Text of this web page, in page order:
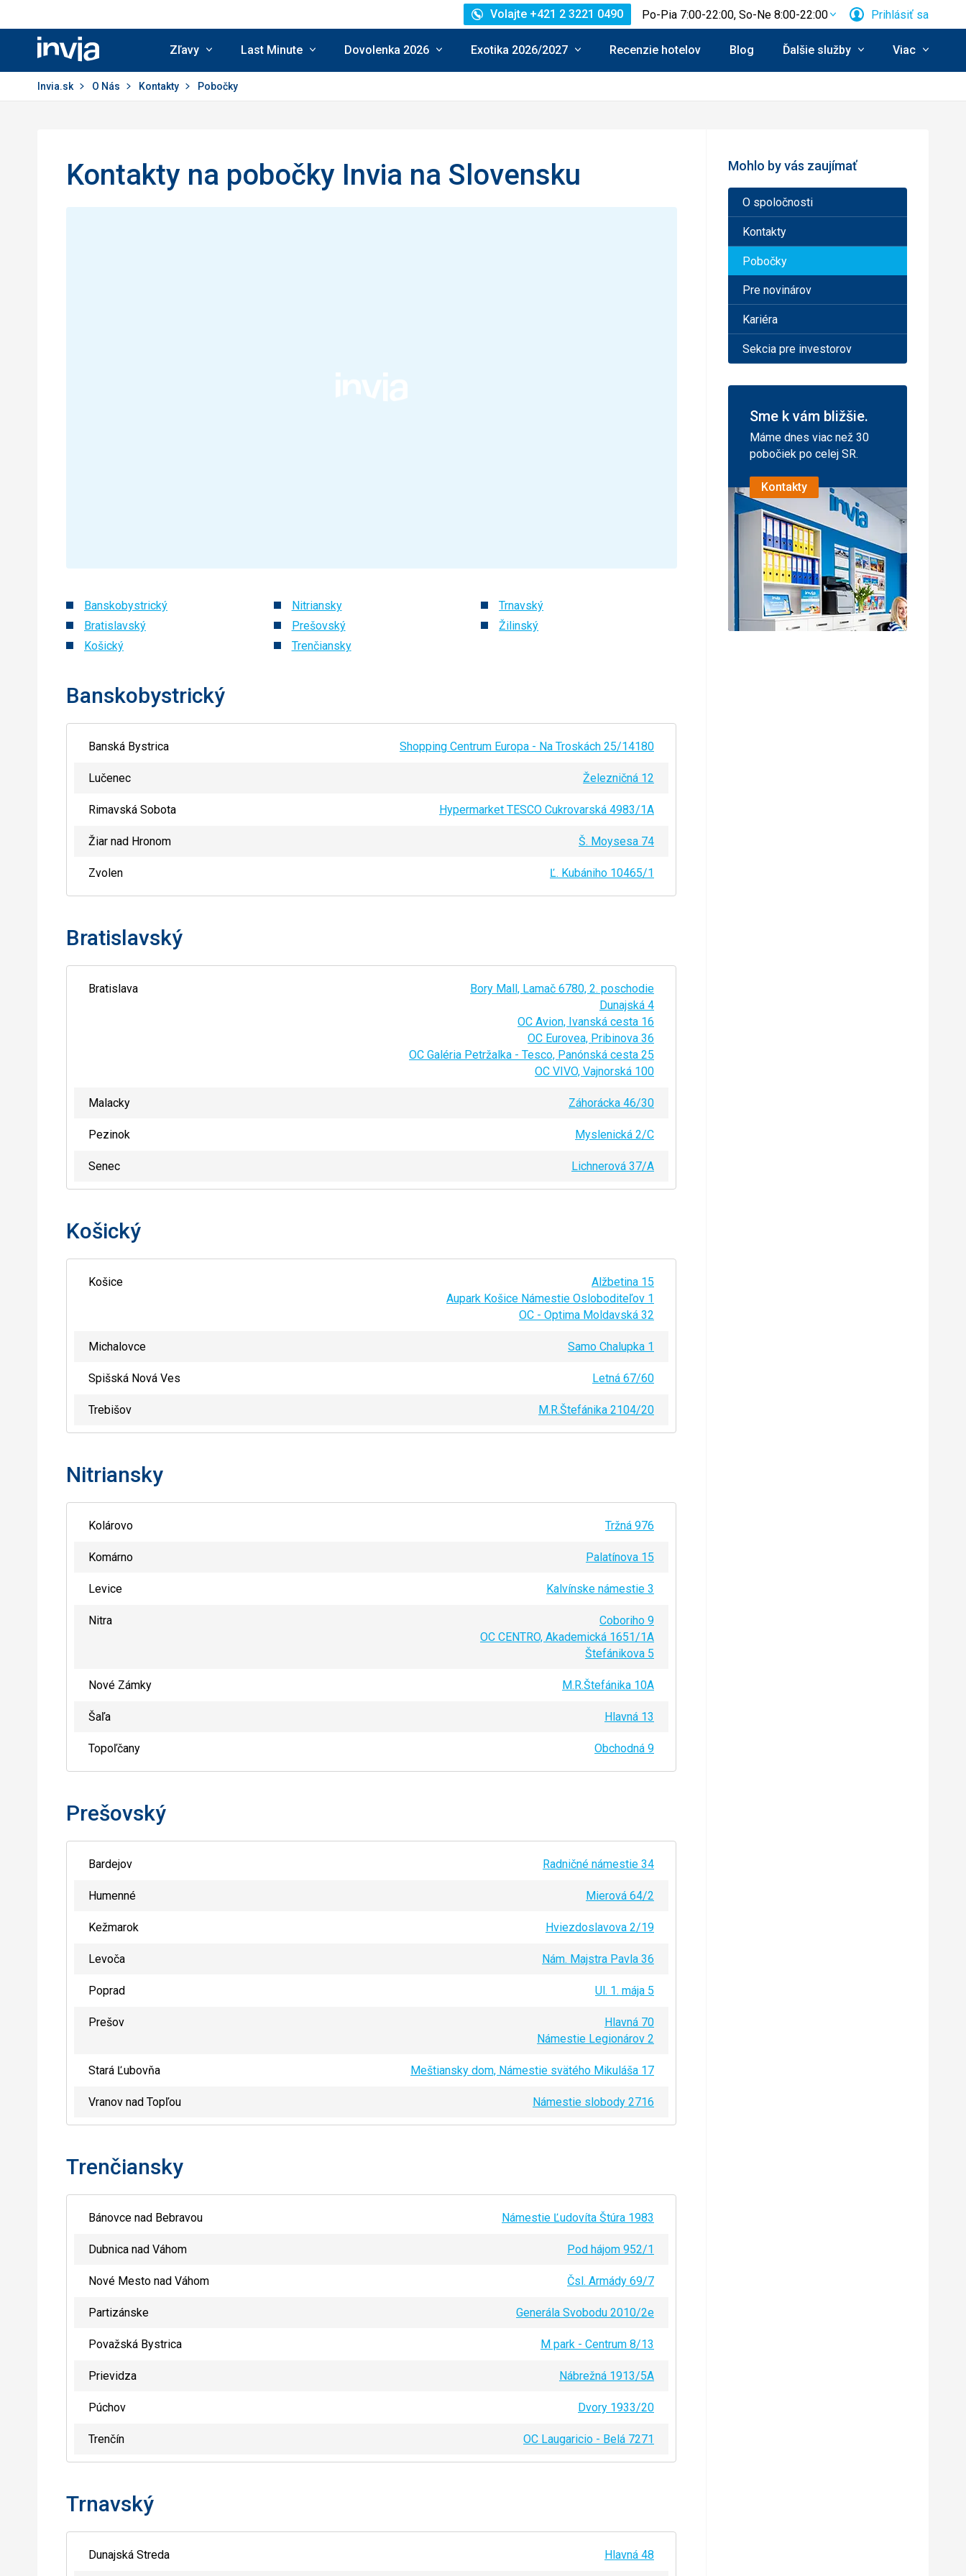
Invia.sk
Volajte +421 2 3221 0490 Po-Pia 7:00-22:00, So-Ne 8:00-22:00 Prihlásiť sa
Zľavy Last Minute Dovolenka 2026 Exotika 2026/2027 Recenzie hotelov Blog Ďalšie služby Viac
Invia.sk O Nás Kontakty Pobočky
Kontakty na pobočky Invia na Slovensku
Banskobystrický
Bratislavský
Košický
Nitriansky
Prešovský
Trenčiansky
Trnavský
Žilinský
Banskobystrický
Banská Bystrica Shopping Centrum Europa - Na Troskách 25/14180
Lučenec Železničná 12
Rimavská Sobota Hypermarket TESCO Cukrovarská 4983/1A
Žiar nad Hronom Š. Moysesa 74
Zvolen Ľ. Kubániho 10465/1
Bratislavský
Bratislava
Bory Mall, Lamač 6780, 2. poschodie
Dunajská 4
OC Avion, Ivanská cesta 16
OC Eurovea, Pribinova 36
OC Galéria Petržalka - Tesco, Panónská cesta 25
OC VIVO, Vajnorská 100
Malacky Záhorácka 46/30
Pezinok Myslenická 2/C
Senec Lichnerová 37/A
Košický
Košice
Alžbetina 15
Aupark Košice Námestie Osloboditeľov 1
OC - Optima Moldavská 32
Michalovce Samo Chalupka 1
Spišská Nová Ves Letná 67/60
Trebišov M.R.Štefánika 2104/20
Nitriansky
Kolárovo Tržná 976
Komárno Palatínova 15
Levice Kalvínske námestie 3
Nitra
Coboriho 9
OC CENTRO, Akademická 1651/1A
Štefánikova 5
Nové Zámky M.R.Štefánika 10A
Šaľa Hlavná 13
Topoľčany Obchodná 9
Prešovský
Bardejov Radničné námestie 34
Humenné Mierová 64/2
Kežmarok Hviezdoslavova 2/19
Levoča Nám. Majstra Pavla 36
Poprad Ul. 1. mája 5
Prešov
Hlavná 70
Námestie Legionárov 2
Stará Ľubovňa Meštiansky dom, Námestie svätého Mikuláša 17
Vranov nad Topľou Námestie slobody 2716
Trenčiansky
Bánovce nad Bebravou Námestie Ľudovíta Štúra 1983
Dubnica nad Váhom Pod hájom 952/1
Nové Mesto nad Váhom Čsl. Armády 69/7
Partizánske Generála Svobodu 2010/2e
Považská Bystrica M park - Centrum 8/13
Prievidza Nábrežná 1913/5A
Púchov Dvory 1933/20
Trenčín OC Laugaricio - Belá 7271
Trnavský
Dunajská Streda Hlavná 48
Mohlo by vás zaujímať
O spoločnosti
Kontakty
Pobočky
Pre novinárov
Kariéra
Sekcia pre investorov
Sme k vám bližšie.
Máme dnes viac než 30
pobočiek po celej SR.
Kontakty